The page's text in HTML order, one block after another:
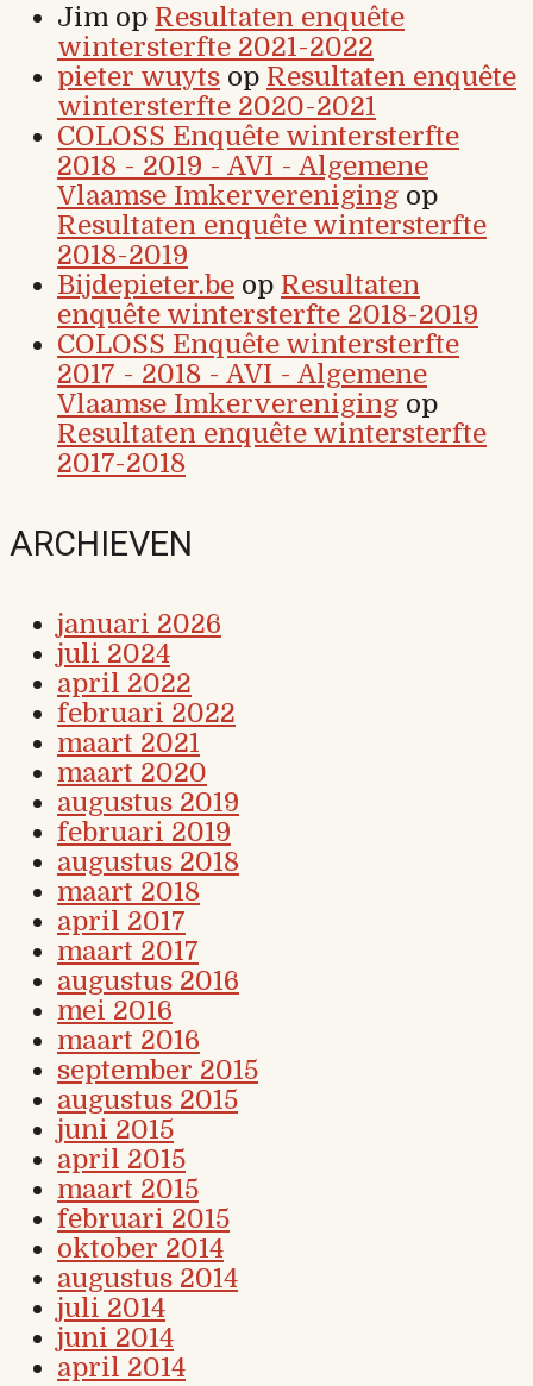
Jim op Resultaten enquête
wintersterfte 2021-2022
pieter wuyts op Resultaten enquête
wintersterfte 2020-2021
COLOSS Enquête wintersterfte
2018 - 2019 - AVI - Algemene
Vlaamse Imkervereniging op
Resultaten enquête wintersterfte
2018-2019
Bijdepieter.be op Resultaten
enquête wintersterfte 2018-2019
COLOSS Enquête wintersterfte
2017 - 2018 - AVI - Algemene
Vlaamse Imkervereniging op
Resultaten enquête wintersterfte
2017-2018
ARCHIEVEN
januari 2026
juli 2024
april 2022
februari 2022
maart 2021
maart 2020
augustus 2019
februari 2019
augustus 2018
maart 2018
april 2017
maart 2017
augustus 2016
mei 2016
maart 2016
september 2015
augustus 2015
juni 2015
april 2015
maart 2015
februari 2015
oktober 2014
augustus 2014
juli 2014
juni 2014
april 2014